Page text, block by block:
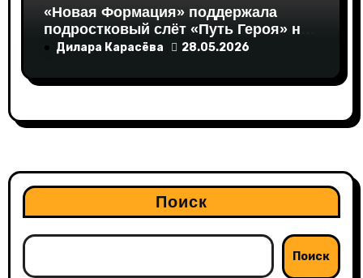
«Новая Формация» поддержала
подростковый слёт «Путь Героя» на
Валдае
Дилара Карасёва 28.05.2026
Поиск
Поиск